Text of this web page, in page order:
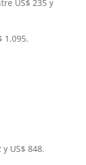
US$ 235 y
1.095.
US$ 848.